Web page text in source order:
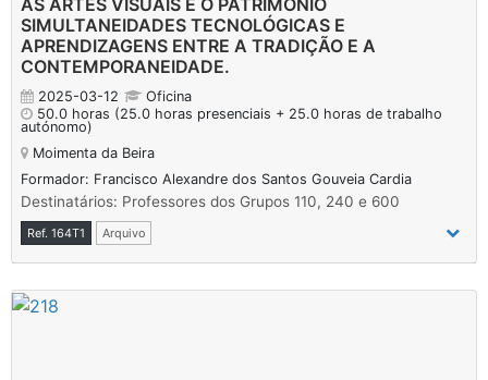
AS ARTES VISUAIS E O PATRIMÓNIO 
SIMULTANEIDADES TECNOLÓGICAS E
APRENDIZAGENS ENTRE A TRADIÇÃO E A
CONTEMPORANEIDADE.
2025-03-12
Oficina
50.0 horas (25.0 horas presenciais + 25.0 horas de trabalho
autónomo)
Moimenta da Beira
Formador: Francisco Alexandre dos Santos Gouveia Cardia
Destinatários: Professores dos Grupos 110, 240 e 600
Ref. 164T1 Arquivo